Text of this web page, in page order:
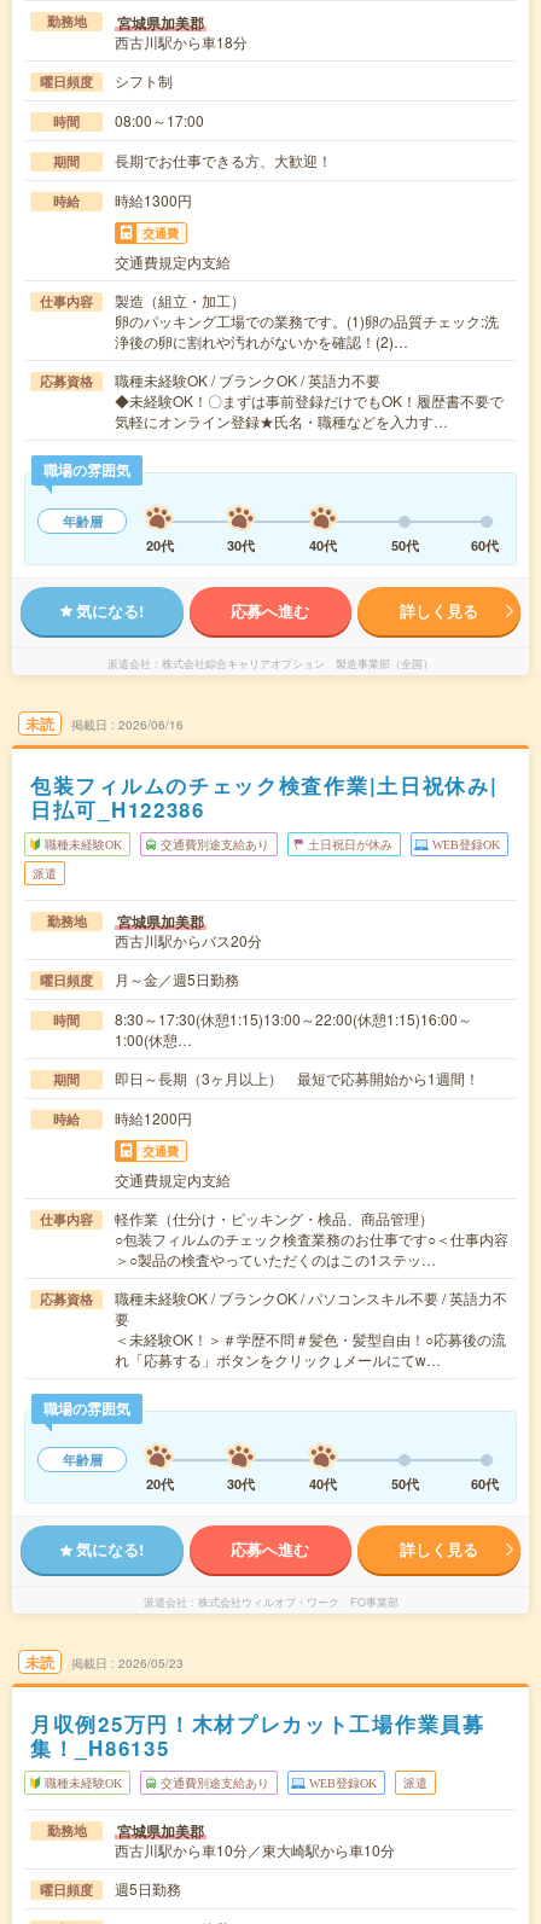
勤務地 宮城県加美郡
西古川駅から車18分
曜日頻度 シフト制
時間 08:00～17:00
期間 長期でお仕事できる方、大歓迎！
時給 時給1300円
交通費
交通費規定内支給
仕事内容
製造（組立・加工）
卵のパッキング工場での業務です。(1)卵の品質チェック:洗
浄後の卵に割れや汚れがないかを確認！(2)…
応募資格
職種未経験OK / ブランクOK / 英語力不要
◆未経験OK！〇まずは事前登録だけでもOK！履歴書不要で
気軽にオンライン登録★氏名・職種などを入力す…
職場の雰囲気
年齢層
20代
30代 40代 50代 60代
気になる! 応募へ進む 詳しく見る
派遣会社 株式会社綜合キャリアオプション 製造事業部（全国）
未読 掲載日 2026/06/16
包装フィルムのチェック検査作業|土日祝休み|
日払可_H122386
職種未経験OK 交通費別途支給あり 土日祝日が休み WEB登録OK
派遣
勤務地 宮城県加美郡
西古川駅からバス20分
曜日頻度 月～金／週5日勤務
時間
8:30～17:30(休憩1:15)13:00～22:00(休憩1:15)16:00～
1:00(休憩…
期間 即日～長期（3ヶ月以上） 最短で応募開始から1週間！
時給 時給1200円
交通費
交通費規定内支給
仕事内容
軽作業（仕分け・ピッキング・検品、商品管理）
○包装フィルムのチェック検査業務のお仕事です○＜仕事内容
＞○製品の検査やっていただくのはこの1ステッ…
応募資格
職種未経験OK / ブランクOK / パソコンスキル不要 / 英語力不
要
＜未経験OK！＞＃学歴不問＃髪色・髪型自由！○応募後の流
れ「応募する」ボタンをクリック↓メールにてw…
職場の雰囲気
年齢層
20代
30代 40代 50代 60代
気になる! 応募へ進む 詳しく見る
派遣会社 株式会社ウィルオブ・ワーク FO事業部
未読 掲載日 2026/05/23
月収例25万円！木材プレカット工場作業員募
集！_H86135
職種未経験OK 交通費別途支給あり WEB登録OK 派遣
勤務地 宮城県加美郡
西古川駅から車10分／東大崎駅から車10分
曜日頻度 週5日勤務